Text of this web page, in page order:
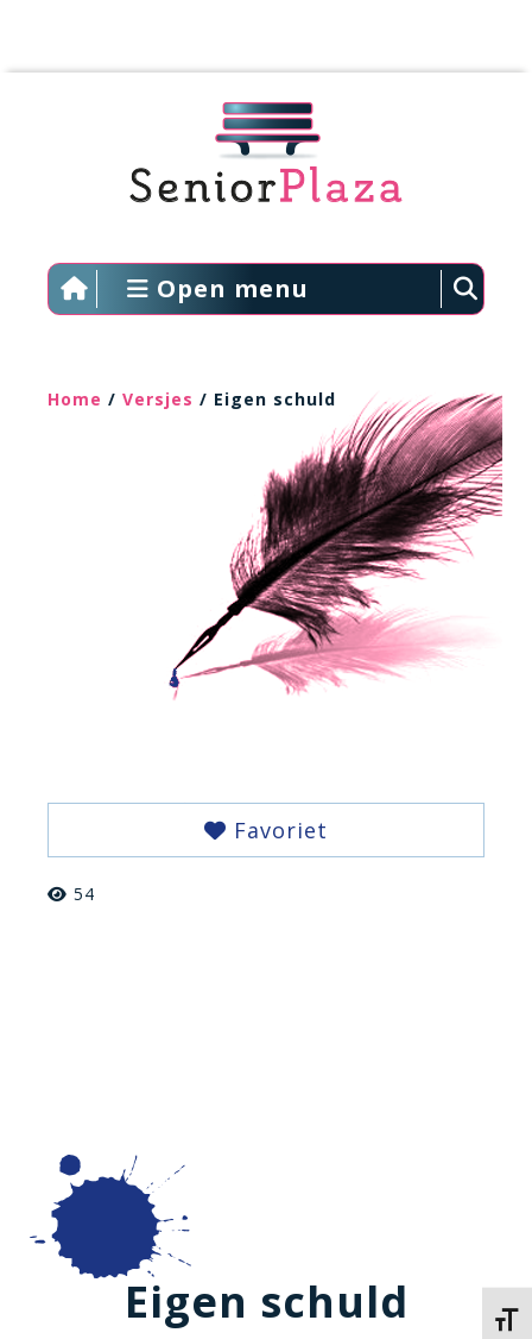
Open menu
Home / Versjes / Eigen schuld
Favoriet
54
Eigen schuld